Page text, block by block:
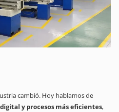
cambió. Hoy hablamos de
y procesos más eficientes,